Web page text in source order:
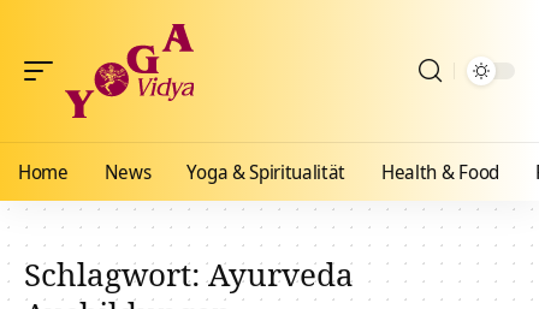
Home News Yoga & Spiritualität Health & Food
Schlagwort:Ayurveda